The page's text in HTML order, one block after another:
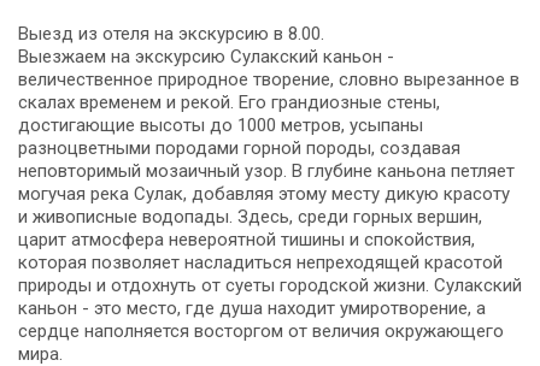
Выезд из отеля на экскурсию в 8.00.
Выезжаем на экскурсию Сулакский каньон -
величественное природное творение, словно вырезанное в
скалах временем и рекой. Его грандиозные стены,
достигающие высоты до 1000 метров, усыпаны
разноцветными породами горной породы, создавая
неповторимый мозаичный узор. В глубине каньона петляет
могучая река Сулак, добавляя этому месту дикую красоту
и живописные водопады. Здесь, среди горных вершин,
царит атмосфера невероятной тишины и спокойствия,
которая позволяет насладиться непреходящей красотой
природы и отдохнуть от суеты городской жизни. Сулакский
каньон - это место, где душа находит умиротворение, а
сердце наполняется восторгом от величия окружающего
мира.